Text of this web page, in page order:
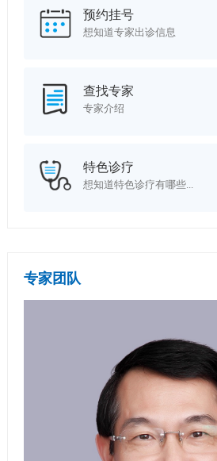
预约挂号
想知道专家出诊信息
查找专家
专家介绍
特色诊疗
想知道特色诊疗有哪些...
专家团队